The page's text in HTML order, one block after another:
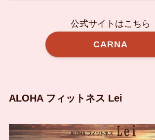
公式サイトはこちら
CARNA
ALOHA フィットネス Lei